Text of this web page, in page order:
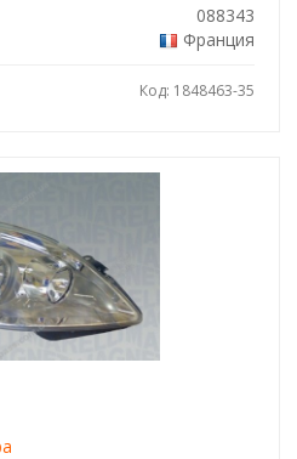
088343
Франция
Код: 1848463-35